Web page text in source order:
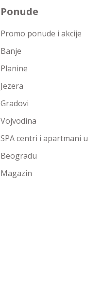
Ponude
Promo ponude i akcije
Banje
Planine
Jezera
Gradovi
Vojvodina
SPA centri i apartmani u
Beogradu
Magazin